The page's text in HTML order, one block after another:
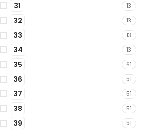
31 13
32 13
33 13
34 13
35 61
36 51
37 51
38 51
39 51